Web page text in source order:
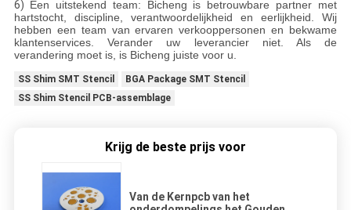
6) Een uitstekend team: Bicheng is betrouwbare partner met
hartstocht, discipline, verantwoordelijkheid en eerlijkheid. Wij
hebben een team van ervaren verkooppersonen en bekwame
klantenservices. Verander uw leverancier niet. Als de
verandering moet is, is Bicheng juiste voor u.
SS Shim SMT Stencil
BGA Package SMT Stencil
SS Shim Stencil PCB-assemblage
Krijg de beste prijs voor
Van de Kernpcb van het